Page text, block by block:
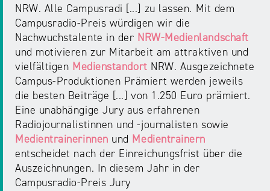
NRW. Alle Campusradi [...] zu lassen. Mit dem
Campusradio-Preis würdigen wir die
Nachwuchstalente in der NRW-Medienlandschaft
und motivieren zur Mitarbeit am attraktiven und
vielfältigen Medienstandort NRW. Ausgezeichnete
Campus-Produktionen Prämiert werden jeweils
die besten Beiträge [...] von 1.250 Euro prämiert.
Eine unabhängige Jury aus erfahrenen
Radiojournalistinnen und -journalisten sowie
Medientrainerinnen und Medientrainern
entscheidet nach der Einreichungsfrist über die
Auszeichnungen. In diesem Jahr in der
Campusradio-Preis Jury